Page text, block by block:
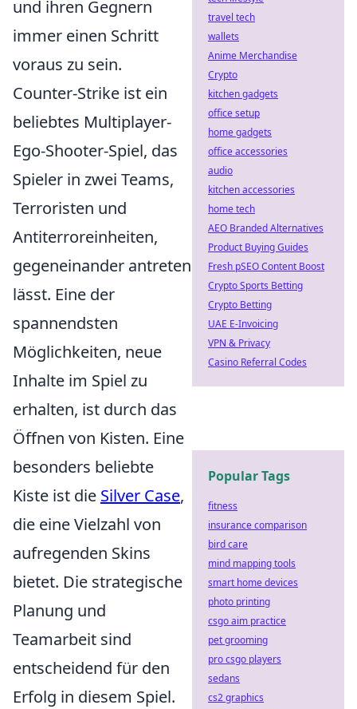
und ihren Gegnern
immer einen Schritt
voraus zu sein.
Counter-Strike ist ein
beliebtes Multiplayer-
Ego-Shooter-Spiel, das
Spieler in zwei Teams,
Terroristen und
Antiterroreinheiten,
gegeneinander antreten
lässt. Eine der
spannendsten
Möglichkeiten, neue
Inhalte im Spiel zu
erhalten, ist durch das
Öffnen von Kisten. Eine
besonders beliebte
Kiste ist die Silver Case,
die eine Vielzahl von
aufregenden Skins
bietet. Die strategische
Planung und
Teamarbeit sind
entscheidend für den
Erfolg in diesem Spiel.
travel tech
wallets
Anime Merchandise
Crypto
kitchen gadgets
office setup
home gadgets
office accessories
audio
kitchen accessories
home tech
AEO Branded Alternatives
Product Buying Guides
Fresh pSEO Content Boost
Crypto Sports Betting
Crypto Betting
UAE E-Invoicing
VPN & Privacy
Casino Referral Codes
Popular Tags
fitness
insurance comparison
bird care
mind mapping tools
smart home devices
photo printing
csgo aim practice
pet grooming
pro csgo players
sedans
cs2 graphics